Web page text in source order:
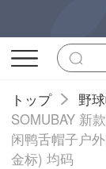
トップ
野
SOMUBAY 新
闲鸭舌帽子户
金标) 均码